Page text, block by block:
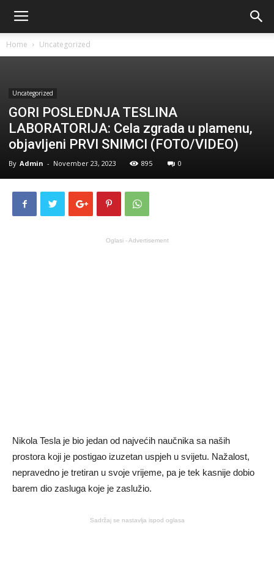
Home Uncategorized
Uncategorized
GORI POSLEDNJA TESLINA
LABORATORIJA: Cela zgrada u plamenu,
objavljeni PRVI SNIMCI (FOTO/VIDEO)
By Admin - November 23, 2023 895 0
Oglasi - Advertisement
Nikola Tesla je bio jedan od najvećih naučnika sa naših
prostora koji je postigao izuzetan uspjeh u svijetu. Nažalost,
nepravedno je tretiran u svoje vrijeme, pa je tek kasnije dobio
barem dio zasluga koje je zaslužio.
Sadržaj se nastavlja ispod oglasa